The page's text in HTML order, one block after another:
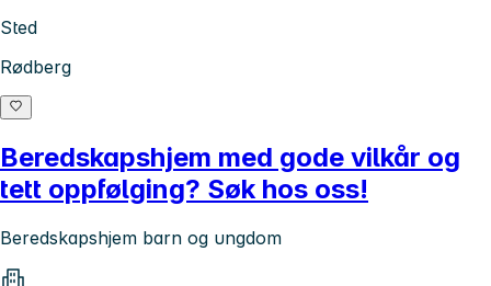
Sted
Rødberg
Beredskapshjem med gode vilkår og
tett oppfølging? Søk hos oss!
Beredskapshjem barn og ungdom